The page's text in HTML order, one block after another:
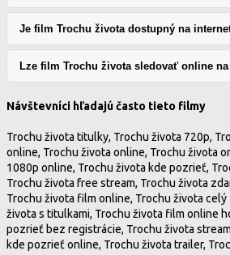
Je film Trochu života dostupný na
Lze film Trochu života sledovať online
Návštevníci hľadajú často tieto filmy
Trochu života titulky, Trochu života 720p,
online, Trochu života online, Trochu života
1080p online, Trochu života kde pozrieť,
Trochu života free stream, Trochu života
Trochu života film online, Trochu života
života s titulkami, Trochu života film online
pozrieť bez registrácie, Trochu života
kde pozrieť online, Trochu života trailer,